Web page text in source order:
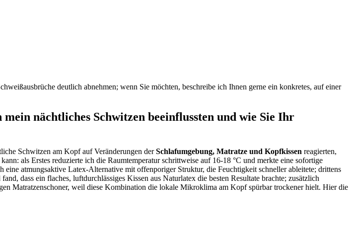
deutlich abnehmen; wenn Sie möchten, beschreibe ich Ihnen gerne ein konkretes, ⁣auf einer
nächtliches Schwitzen beeinflussten und wie Sie Ihr
Schwitzen am Kopf auf Veränderungen derSchlafumgebung,⁣ Matratze⁣ und Kopfkissen reagierten,
als Erstes reduzierte ich die Raumtemperatur schrittweise auf 16-18 °C und merkte eine sofortige
atmungsaktive Latex-Alternative mit‍ offenporiger Struktur, die Feuchtigkeit schneller ableitete; drittens
dass ‌ein flaches, luftdurchlässiges Kissen ⁤aus ‌Naturlatex​ die besten ⁣Resultate brachte; zusätzlich⁤
Matratzenschoner, weil diese Kombination die lokale Mikroklima am Kopf spürbar trockener hielt. Hier⁢ die